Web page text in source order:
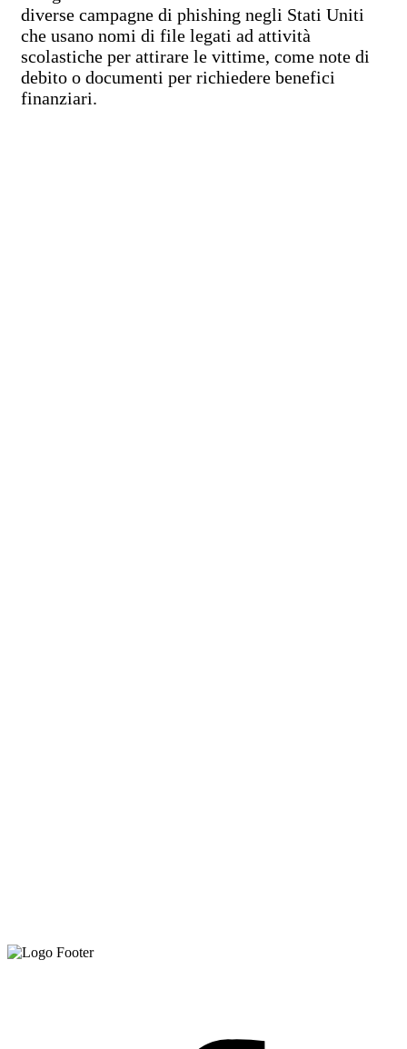
diverse campagne di phishing negli Stati Uniti
che usano nomi di file legati ad attività
scolastiche per attirare le vittime, come note di
debito o documenti per richiedere benefici
finanziari.